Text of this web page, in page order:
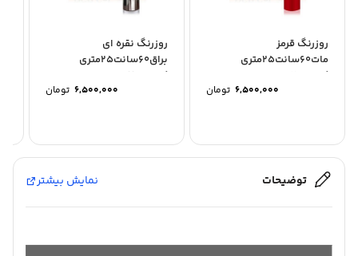
روزرنگ قرمز
مات60سانت25متری
کد:2800
6,500,000 تومان
روزرنگ نقره ای
براق60سانت25متری
کد:7804
6,500,000 تومان
توضیحات نمایش بیشتر